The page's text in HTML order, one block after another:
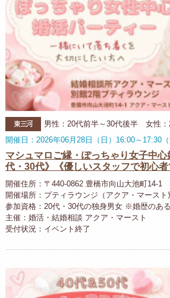
東三河
男性：20代前半～30代後半 女性
開催日：2026年06月28日（日）16:00～17:30（
マシュマロご縁・ぽっちゃり女子中
代・30代》《優しいスタッフで初心者
開催住所：〒440-0862 豊橋市向山大池町14-1
開催場所：プティラウンジ（アクア・マースト
参加資格：20代・30代の独身男女 ※婚歴のあ
主催：婚活・結婚相談 アクア・マースト
受付状況：イベント終了